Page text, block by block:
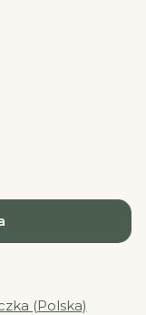
(Polska)